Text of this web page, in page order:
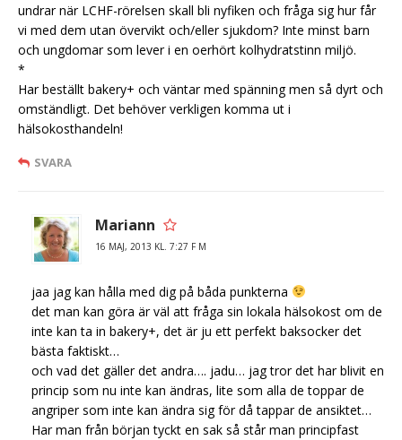
undrar när LCHF-rörelsen skall bli nyfiken och fråga sig hur får
vi med dem utan övervikt och/eller sjukdom? Inte minst barn
och ungdomar som lever i en oerhört kolhydratstinn miljö.
*
Har beställt bakery+ och väntar med spänning men så dyrt och
omständligt. Det behöver verkligen komma ut i
hälsokosthandeln!
SVARA
Mariann
16 MAJ, 2013 KL. 7:27 F M
jaa jag kan hålla med dig på båda punkterna
det man kan göra är väl att fråga sin lokala hälsokost om de
inte kan ta in bakery+, det är ju ett perfekt baksocker det
bästa faktiskt…
och vad det gäller det andra…. jadu… jag tror det har blivit en
princip som nu inte kan ändras, lite som alla de toppar de
angriper som inte kan ändra sig för då tappar de ansiktet…
Har man från början tyckt en sak så står man principfast